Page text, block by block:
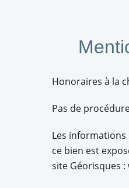
Honoraires à la
Pas de
Les informations
ce bien est
site Géorisques